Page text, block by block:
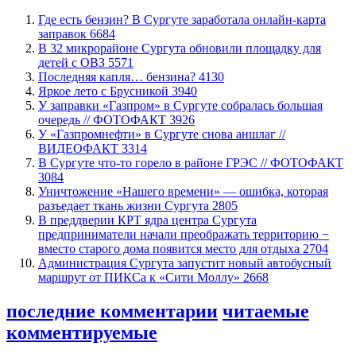
​Где есть бензин? В Сургуте заработала онлайн-карта
заправок 6684
В 32 микрорайоне Сургута обновили площадку для
детей с ОВЗ 5571
​Последняя капля… бензина? 4130
Яркое лето с Брусникой 3940
​У заправки «Газпром» в Сургуте собралась большая
очередь // ФОТОФАКТ 3926
У «Газпромнефти» в Сургуте снова аншлаг //
ВИДЕОФАКТ 3314
​В Сургуте что-то горело в районе ГРЭС // ФОТОФАКТ
3084
​Уничтожение «Нашего времени» — ошибка, которая
разъедает ткань жизни Сургута 2805
​В преддверии КРТ ядра центра Сургута
предприниматели начали преображать территорию −
вместо старого дома появится место для отдыха 2704
​Администрация Сургута запустит новый автобусный
маршрут от ПИКСа к «Сити Моллу» 2668
последние комментарии читаемые
комментируемые